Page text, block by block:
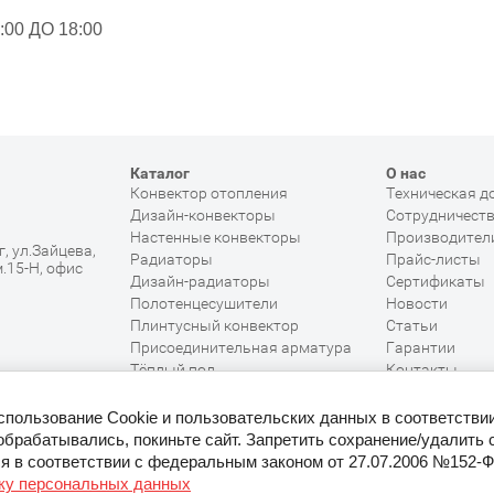
ДО 18:00
ул.Зайцева,
Н, офис
Каталог
Конвектор отопления
Дизайн-конвекторы
Настенные конвекторы
Радиаторы
Дизайн-радиаторы
Полотенцесушители
Плинтусный конвектор
Присоединительная арматура
Тёплый пол
О нас
Техническая
Прайс-листы
Сертификаты
Новости
Статьи
Гарантии
Контакты
Cookie и пользовательских данных в
покиньте сайт. Запретить сохранение/удалить
в соответствии с федеральным законом от 27.07.2006 №152-
персональных данных